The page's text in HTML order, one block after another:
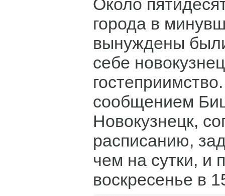
Около
города в
вынуждены
себе
сообщением
Новокузнецк,
расписанию,
чем на сутки, и
воскресенье в